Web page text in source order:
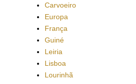
Carvoeiro
Europa
França
Guiné
Leiria
Lisboa
Lourinhã